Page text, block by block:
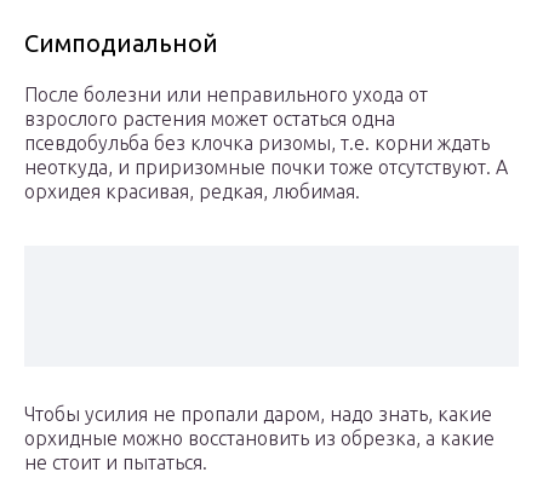
Симподиальной
После болезни или неправильного ухода от
взрослого растения может остаться одна
псевдобульба без клочка ризомы, т.е. корни ждать
неоткуда, и приризомные почки тоже отсутствуют. А
орхидея красивая, редкая, любимая.
Чтобы усилия не пропали даром, надо знать, какие
орхидные можно восстановить из обрезка, а какие
не стоит и пытаться.